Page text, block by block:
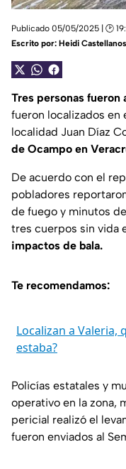
Publicado 05/05/2025 | 🕑
Escrito por: Heidi Castellanos
Tres personas fueron
fueron localizados en
localidad Juan Díaz
de Ocampo en
De acuerdo con el
pobladores
de fuego y minutos
tres cuerpos sin vida
impactos de bala.
Te recomendamos:
Localizan a Valeria,
estaba?
Policías estatales y
operativo en la zona,
pericial realizó el
fueron enviados al